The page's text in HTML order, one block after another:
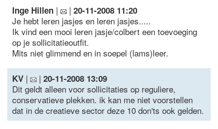
Inge Hillen | | 20-11-2008 11:20
Je hebt leren jasjes en leren jasjes.....
Ik vind een mooi leren jasje/colbert een toevoeging
op je sollicitatieoutfit.
Mits niet glimmend en in soepel (lams)leer.
KV | | 20-11-2008 13:09
Dit geldt alleen voor sollicitaties op reguliere,
conservatieve plekken. ik kan me niet voorstellen
dat in de creatieve sector deze 10 don'ts ook gelden.